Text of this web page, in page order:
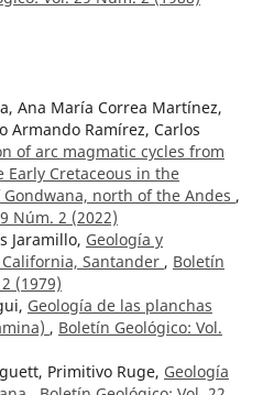
Ana María Correa Martínez,
Armando Ramírez, Carlos
of arc magmatic cycles from
Cretaceous in the
north of the Andes ,
Núm. 2 (2022)
Jaramillo, Geología y
Santander , Boletín
(1979)
Geología de las planchas
, Boletín Geológico: Vol.
Primitivo Ruge, Geología